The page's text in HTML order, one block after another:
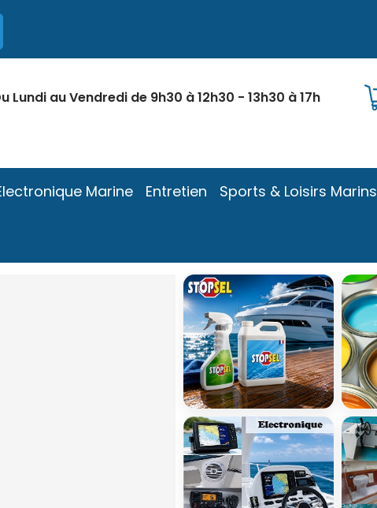
Lundi au Vendredi de 9h30 à 12h30 - 13h30 à 17h
Marine Entretien Sports & Loisirs Marins